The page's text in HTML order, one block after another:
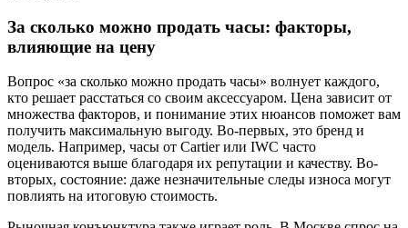
За сколько можно продать часы: факторы,
влияющие на цену
Вопрос «за сколько можно продать часы» волнует каждого,
кто решает расстаться со своим аксессуаром. Цена зависит от
множества факторов, и понимание этих нюансов поможет вам
получить максимальную выгоду. Во-первых, это бренд и
модель. Например, часы от Cartier или IWC часто
оцениваются выше благодаря их репутации и качеству. Во-
вторых, состояние: даже незначительные следы износа могут
повлиять на итоговую стоимость.